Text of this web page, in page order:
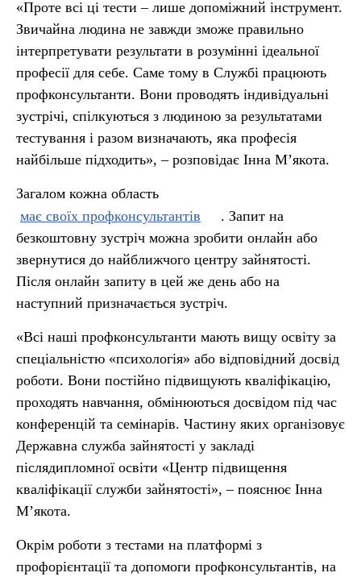
«Проте всі ці тести – лише допоміжний інструмент.
Звичайна людина не завжди зможе правильно
інтерпретувати результати в розумінні ідеальної
професії для себе. Саме тому в Службі працюють
профконсультанти. Вони проводять індивідуальні
зустрічі, спілкуються з людиною за результатами
тестування і разом визначають, яка професія
найбільше підходить», – розповідає Інна М’якота.
Загалом кожна область
має своїх профконсультантів
. Запит на
безкоштовну зустріч можна зробити онлайн або
звернутися до найближчого центру зайнятості.
Після онлайн запиту в цей же день або на
наступний призначається зустріч.
«Всі наші профконсультанти мають вищу освіту за
спеціальністю «психологія» або відповідний досвід
роботи. Вони постійно підвищують кваліфікацію,
проходять навчання, обмінюються досвідом під час
конференцій та семінарів. Частину яких організовує
Державна служба зайнятості у закладі
післядипломної освіти «Центр підвищення
кваліфікації служби зайнятості», – пояснює Інна
М’якота.
Окрім роботи з тестами на платформі з
профорієнтації та допомоги профконсультантів, на